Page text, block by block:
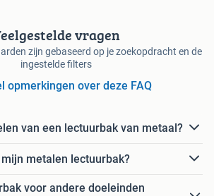
vragen
zijn gebaseerd op je zoekopdracht en de
ingestelde filters
opmerkingen over deze FAQ
van een lectuurbak van metaal?
metalen lectuurbak?
voor andere doeleinden